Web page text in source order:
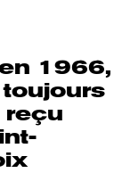
1966,
reçu